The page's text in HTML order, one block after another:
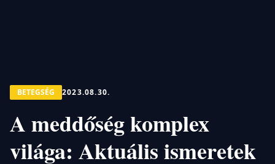
BETEGSÉG 2023.08.30.
A meddőség komplex
világa: Aktuális ismeretek